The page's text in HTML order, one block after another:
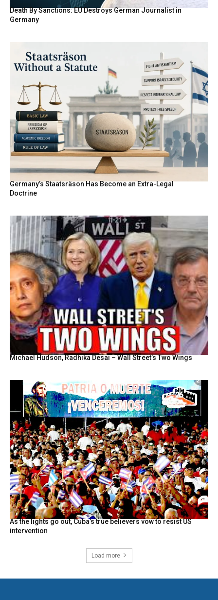
Death By Sanctions: EU Destroys German Journalist in
Germany
Germany’s Staatsräson Has Become an Extra-Legal
Doctrine
Michael Hudson, Radhika Desai – Wall Street’s Two Wings
As the lights go out, Cuba’s true believers vow to resist US
intervention
Load more